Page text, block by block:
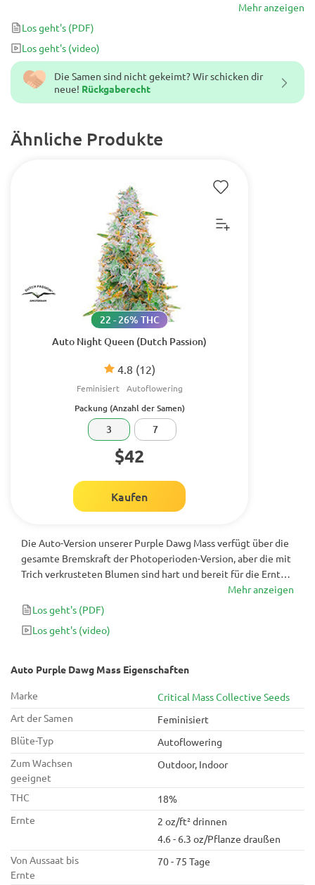
Die Samen sind nicht gekeimt? Wir schicken dir
neue! Rückgaberecht
Ähnliche Produkte
Auto Night Queen (Dutch Passion)
4.8 (12)
22 - 26% THC
Feminisiert Autoflowering
Packung (Anzahl der Samen)
3 7
$42
Kaufen
Die Auto-Version unserer Purple Dawg Mass verfügt über die
gesamte Bremskraft der Photoperioden-Version, aber die mit
Trich verkrusteten Blumen sind hart und bereit für die Ernte
in etwa 70 Tagen nach dem Samen. Der Hauptstamm dieses
Chem-Monsters ist von zahlreichen Seitenzweigen umgeben,
die alle dicht dichte Colas aus süßen, aber intensiv
gasförmigen Blüten bilden. Diese fettige Knospe ist reich an
Aquablau und Neongrün und ist oft mit lila und manchmal
Mehr anzeigen
Los geht's (PDF)
Los geht's (video)
Auto Purple Dawg Mass Eigenschaften
Marke
Critical Mass Collective Seeds
Art der Samen
Feminisiert
Blüte-Typ
Autoflowering
Zum Wachsen
geeignet
Outdoor, Indoor
THC
18%
Ernte
2 oz/ft² drinnen
4.6 - 6.3 oz/Pflanze draußen
Von Aussaat bis
Ernte
70 - 75 Tage
Tagen nach dem Samen. Der Hauptstamm dieses Chem-Monsters
ist von zahlreichen Seitenzweigen umgeben, die alle dicht dichte
Colas aus süßen, aber intensiv gasförmigen Blüten bilden. Diese
fettige Knospe ist reich an Terpen und Trichomen. Sie besteht
ausschließlich aus Aquablau und Neongrün und ist oft mit lila und
manchmal errötenden Rosa marmoriert.
Mehr anzeigen
Los geht's (PDF)
Los geht's (video)